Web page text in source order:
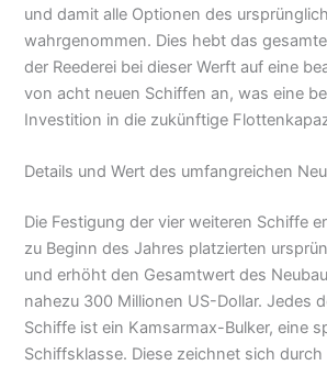
und damit alle Optionen des
wahrgenommen. Dies hebt das
der Reederei bei dieser Werft auf eine
von acht neuen Schiffen an, was eine
Investition in die zukünftige
Details und Wert des umfangreichen
Die Festigung der vier weiteren Schiffe
zu Beginn des Jahres platzierten
und erhöht den Gesamtwert des
nahezu 300 Millionen US-Dollar. Jedes
Schiffe ist ein Kamsarmax-Bulker, eine
Schiffsklasse. Diese zeichnet sich durch